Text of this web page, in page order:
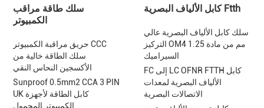
سلك طاقة مراقب
الكمبيوتر
حريق مراقبة الكمبيوتر CCC
سلك الطاقة خالية من
الأكسجين النحاس النقي
Sunproof 0.5mm2 CCA 3 PIN
UK كابل الطاقة لأجهزة
الكمبيوتر المحمول
كابل الألياف البصرية Ftth
سلك كابل الألياف البصرية عالي
التركيز OM4 1.25 مم من مادة
السيراميك
FC إلى LC OFNR FTTH كابل
الألياف البصرية لمعدات
الاتصالات البصرية